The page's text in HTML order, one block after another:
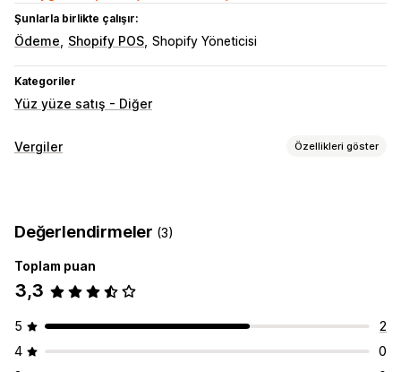
Şunlarla birlikte çalışır:
Ödeme Shopify POS Shopify Yöneticisi
Kategoriler
Yüz yüze satış - Diğer
Vergiler Özellikleri göster
Vergi hesaplama
Vergi oranları
Kayıt
Vergi kaydı Vergi numarası doğrulama IOSS ve OSS (AB)
AB (KDV)
Değerlendirmeler (3)
Toplam puan
3,3
5
2
4
0